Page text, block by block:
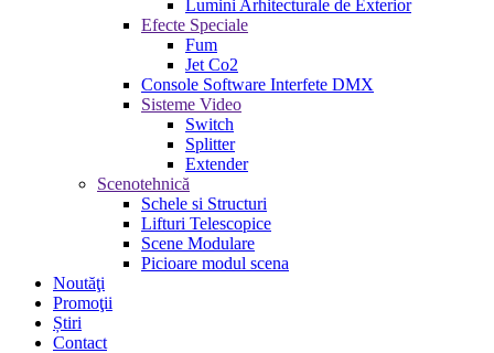
Lumini Arhitecturale de Exterior
Efecte Speciale
Fum
Jet Co2
Console Software Interfete DMX
Sisteme Video
Switch
Splitter
Extender
Scenotehnică
Schele si Structuri
Lifturi Telescopice
Scene Modulare
Picioare modul scena
Noutăţi
Promoţii
Știri
Contact